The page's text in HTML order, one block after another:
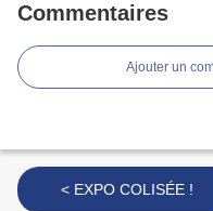
Commentaires
Ajouter un
< EXPO COLISÉE !